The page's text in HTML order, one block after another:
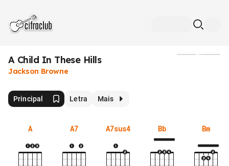
A Child In These Hills
Jackson Browne
Principal Letra Mais
A A7 A7sus4 Bb Bm